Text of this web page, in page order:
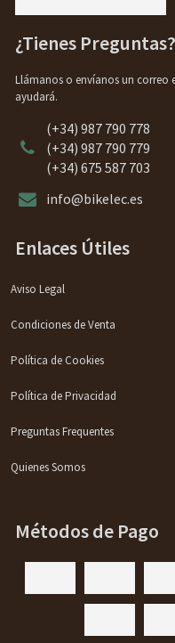
¿Tienes Preguntas?
Llámanos o envíanos un correo
ayudará.
(+34) 987 790 778
(+34) 987 790 779
(+34) 675 587 703
info@bikelec.es
Enlaces Útiles
Aviso Legal
Condiciones de Venta
Política de Cookies
Política de Privacidad
Preguntas Frequentes
Quienes Somos
Métodos de Pago